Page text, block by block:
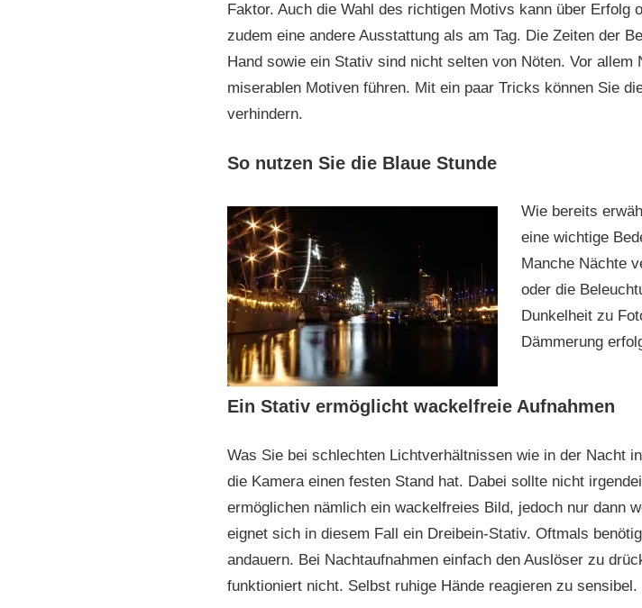
Faktor. Auch die Wahl des richtigen Motivs kann über
zudem eine andere Ausstattung als am Tag. Die Zeiten der
Hand sowie ein Stativ sind nicht selten von Nöten. Vor
miserablen Motiven führen. Mit ein paar Tricks können Sie
verhindern.
So nutzen Sie die Blaue Stunde
Wie bereits
eine wichtige
Manche Nächte
oder die
Dunkelheit zu
Dämmerung
Ein Stativ ermöglicht wackelfreie Aufnahmen
Was Sie bei schlechten Lichtverhältnissen wie in der Nacht
die Kamera einen festen Stand hat. Dabei sollte nicht
ermöglichen nämlich ein wackelfreies Bild, jedoch nur dann
eignet sich in diesem Fall ein Dreibein-Stativ. Oftmals
andauern. Bei Nachtaufnahmen einfach den Auslöser zu
funktioniert nicht. Selbst ruhige Hände reagieren zu sensibel.